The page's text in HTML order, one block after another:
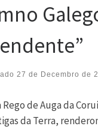
27 de Decembro de
de Auga da
da Terra,